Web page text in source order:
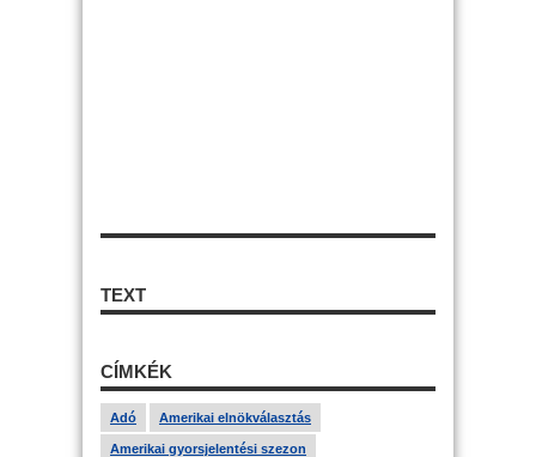
TEXT
CÍMKÉK
Adó Amerikai elnökválasztás
Amerikai gyorsjelentési szezon